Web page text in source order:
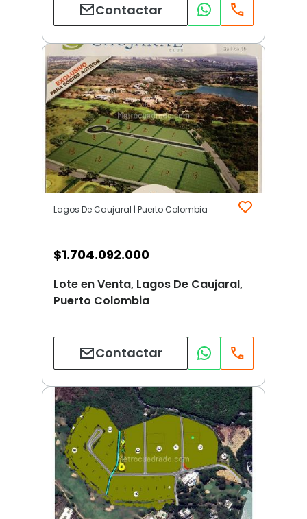
Contactar
Lagos De Caujaral | Puerto Colombia
$1.704.092.000
Lote en Venta, Lagos De Caujaral,
Puerto Colombia
Contactar